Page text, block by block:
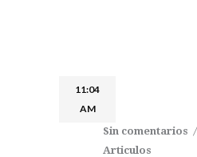
11:04
AM
Sin comentarios
Articulos